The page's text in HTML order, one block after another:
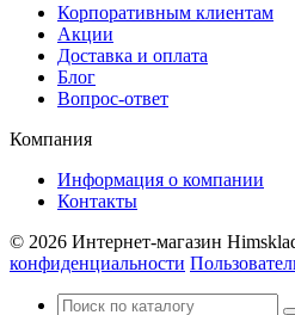
Корпоративным клиентам
Акции
Доставка и оплата
Блог
Вопрос-ответ
Компания
Информация о компании
Контакты
© 2026 Интернет-магазин
конфиденциальности